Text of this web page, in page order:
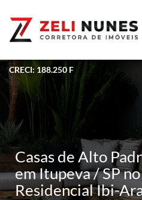
CRECI: 188.250 F
Casas de Alto
em Itupeva / SP
Residencial Ibi-